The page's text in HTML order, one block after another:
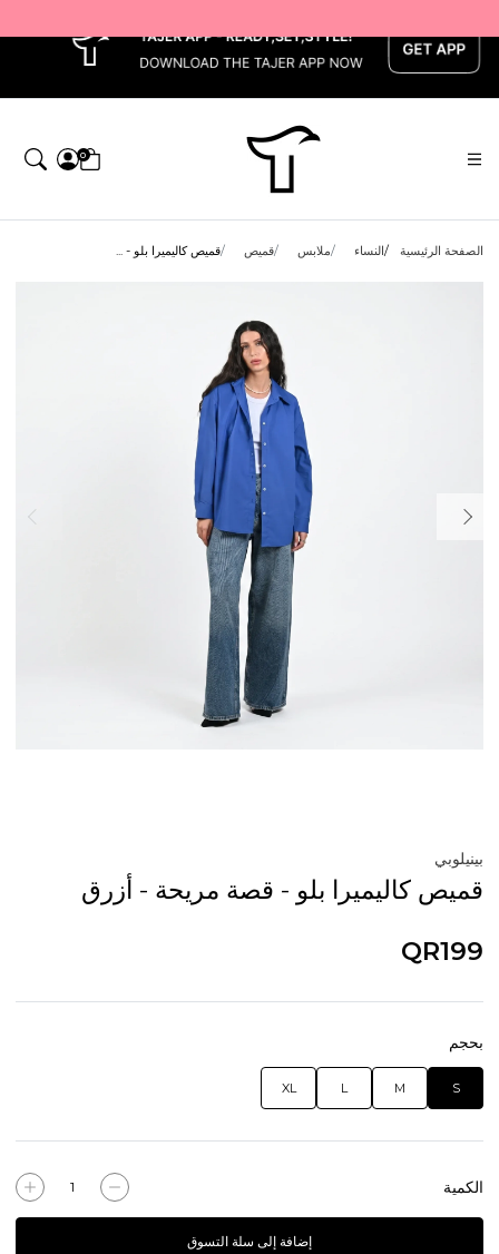
0
الصفحة الرئيسية النساء ملابس قميص قميص كاليميرا بلو - ...
بينيلوبي
قميص كاليميرا بلو - قصة مريحة - أزرق
QR199
بحجم
S
M
L
XL
الكمية
إضافة إلى سلة التسوق